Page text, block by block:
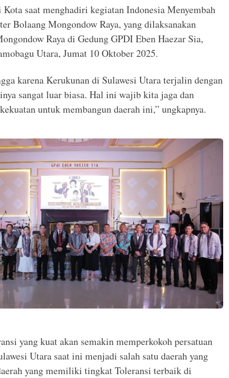
saat menghadiri kegiatan Indonesia Menyembah
Bolaang Mongondow Raya, yang dilaksanakan
Raya di Gedung GPDI Eben Haezar Sia,
Utara, Jumat 10 Oktober 2025.
karena Kerukunan di Sulawesi Utara terjalin dengan
sangat luar biasa. Hal ini wajib kita jaga dan
untuk membangun daerah ini,” ungkapnya.
yang kuat akan semakin memperkokoh persatuan
Utara saat ini menjadi salah satu daerah yang
yang memiliki tingkat Toleransi terbaik di